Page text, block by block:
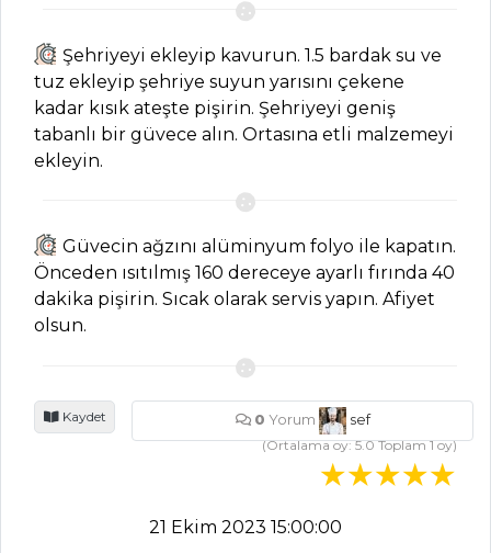
Bostan Kebabı
Tarifi, Nasıl Yapılır?
Tereli Hamsi
Izgara Tarifi, Nasıl
Tarifi, Nasıl Yapılır?
Et Yemekleri Tüm
Tarifleri
SALATALAR
Şehriyeyi ekleyip kavurun. 1.5 bardak su ve
tuz ekleyip şehriye suyun yarısını çekene
kadar kısık ateşte pişirin. Şehriyeyi geniş
tabanlı bir güvece alın. Ortasına etli malzemeyi
ekleyin.
Güvecin ağzını alüminyum folyo ile kapatın.
Önceden ısıtılmış 160 dereceye ayarlı fırında 40
dakika pişirin. Sıcak olarak servis yapın. Afiyet
olsun.
Kaydet 0 Yorum
sef
(Ortalama oy:5.0Toplam1oy)
21 Ekim 2023 15:00:00